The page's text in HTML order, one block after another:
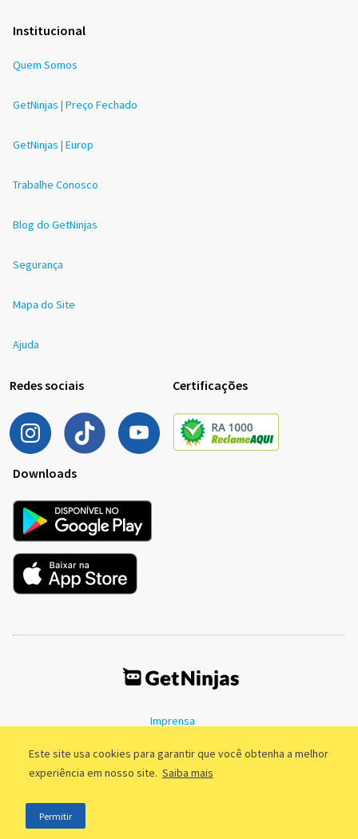
Este site usa cookies para garantir que você obtenha a melhor
experiência em nosso site. Saiba mais
Permitir
Institucional
Quem Somos
GetNinjas | Preço Fechado
GetNinjas | Europ
Trabalhe Conosco
Blog do GetNinjas
Segurança
Mapa do Site
Ajuda
Redes sociais Certificações
Downloads
Imprensa
Política de Privacidade
©2011 - 2026, GetNinjas LTDA. CNPJ 55.744.877/0001-89 - Rua Dr.
Fernandes Coelho, 85 - 3º andar - São Paulo/SP - Brasil